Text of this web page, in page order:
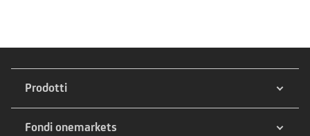
Prodotti
Fondi onemarkets